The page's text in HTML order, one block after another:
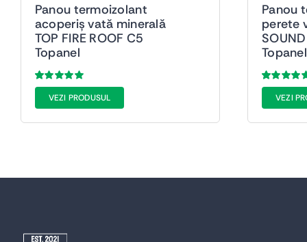
Panou termoizolant
acoperiș vată minerală
TOP FIRE ROOF C5
Topanel
Evaluat
5.00din 5
pe baza a
38
de
VEZI PRODUSUL
Panou
perete
Topanel
Evaluat
5.00din 5
pe baza a
38
de
VEZI